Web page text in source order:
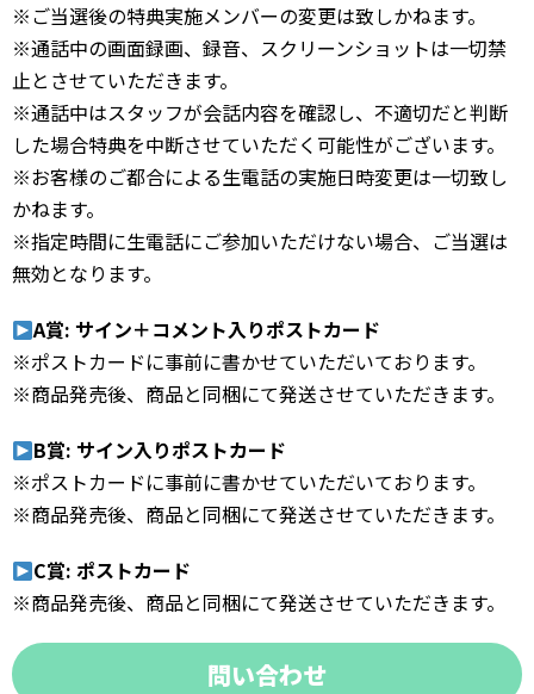
※ご当選後の特典実施メンバーの変更は致しかねます。
※通話中の画面録画、録音、スクリーンショットは一切禁
止とさせていただきます。
※通話中はスタッフが会話内容を確認し、不適切だと判断
した場合特典を中断させていただく可能性がございます。
※お客様のご都合による生電話の実施日時変更は一切致し
かねます。
※指定時間に生電話にご参加いただけない場合、ご当選は
無効となります。
A賞: サイン＋コメント入りポストカード
※ポストカードに事前に書かせていただいております。
※商品発売後、商品と同梱にて発送させていただきます。
B賞: サイン入りポストカード
※ポストカードに事前に書かせていただいております。
※商品発売後、商品と同梱にて発送させていただきます。
C賞: ポストカード
※商品発売後、商品と同梱にて発送させていただきます。
問い合わせ